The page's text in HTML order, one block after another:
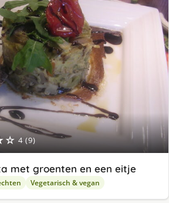
4 (9)
met groenten en een eitje
Vegetarisch & vegan